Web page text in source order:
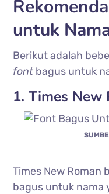
untuk
Berikut adalah
font bagus untuk
1. Times New
Times New Roman
bagus untuk nama